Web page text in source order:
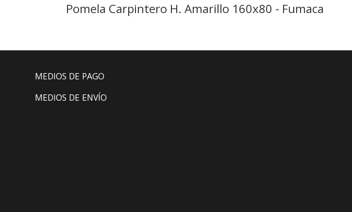
Pomela Carpintero H. Amarillo 160x80 - Fumaca
MEDIOS DE PAGO
MEDIOS DE ENVÍO